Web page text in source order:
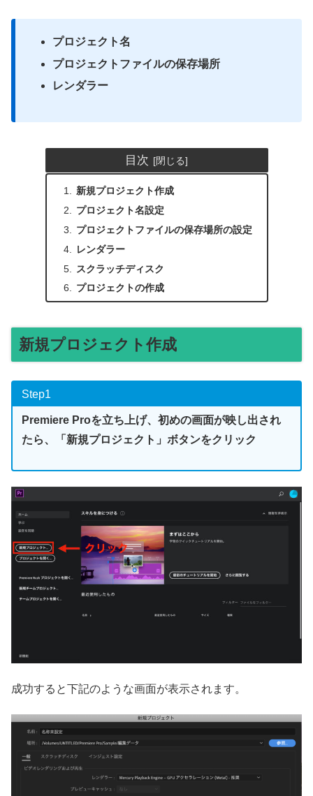
プロジェクト名
プロジェクトファイルの保存場所
レンダラー
目次
新規プロジェクト作成
プロジェクト名設定
プロジェクトファイルの保存場所の設定
レンダラー
スクラッチディスク
プロジェクトの作成
新規プロジェクト作成
Step1
Premiere Proを立ち上げ、初めの画面が映し出され
たら、「新規プロジェクト」ボタンをクリック
成功すると下記のような画面が表示されます。